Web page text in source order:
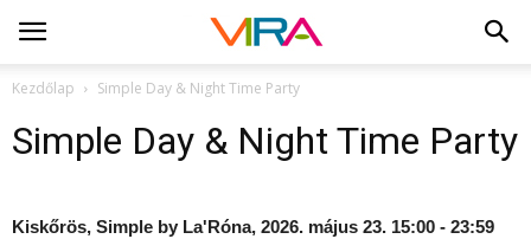
Kezdőlap Simple Day & Night Time Party
Simple Day & Night Time Party
Kiskőrös, Simple by La'Róna, 2026. május 23. 15:00 - 23:59